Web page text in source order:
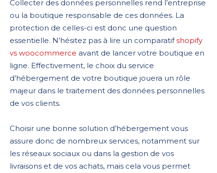
Collecter des données personnelles rend l’entreprise
ou la boutique responsable de ces données. La
protection de celles-ci est donc une question
essentielle. N’hésitez pas à lire un comparatifshopify
vs woocommerce avant de lancer votre boutique en
ligne. Effectivement, le choix du service
d’hébergement de votre boutique jouera un rôle
majeur dans le traitement des données personnelles
de vos clients.
Choisir une bonne solution d’hébergement vous
assure donc de nombreux services, notamment sur
les réseaux sociaux ou dans la gestion de vos
livraisons et de vos achats, mais cela vous permet